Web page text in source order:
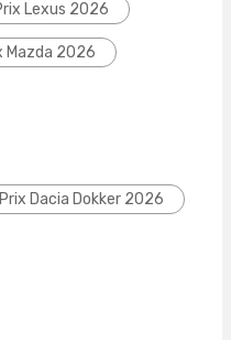
Lexus 2026
Mazda 2026
Prix Dacia Dokker 2026